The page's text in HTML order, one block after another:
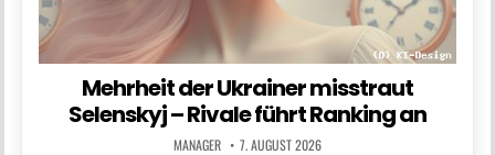
Mehrheit der Ukrainer misstraut
Selenskyj – Rivale führt Ranking an
MANAGER 7. AUGUST 2026